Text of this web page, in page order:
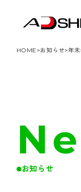
HOME >お知らせ>年
お知らせ